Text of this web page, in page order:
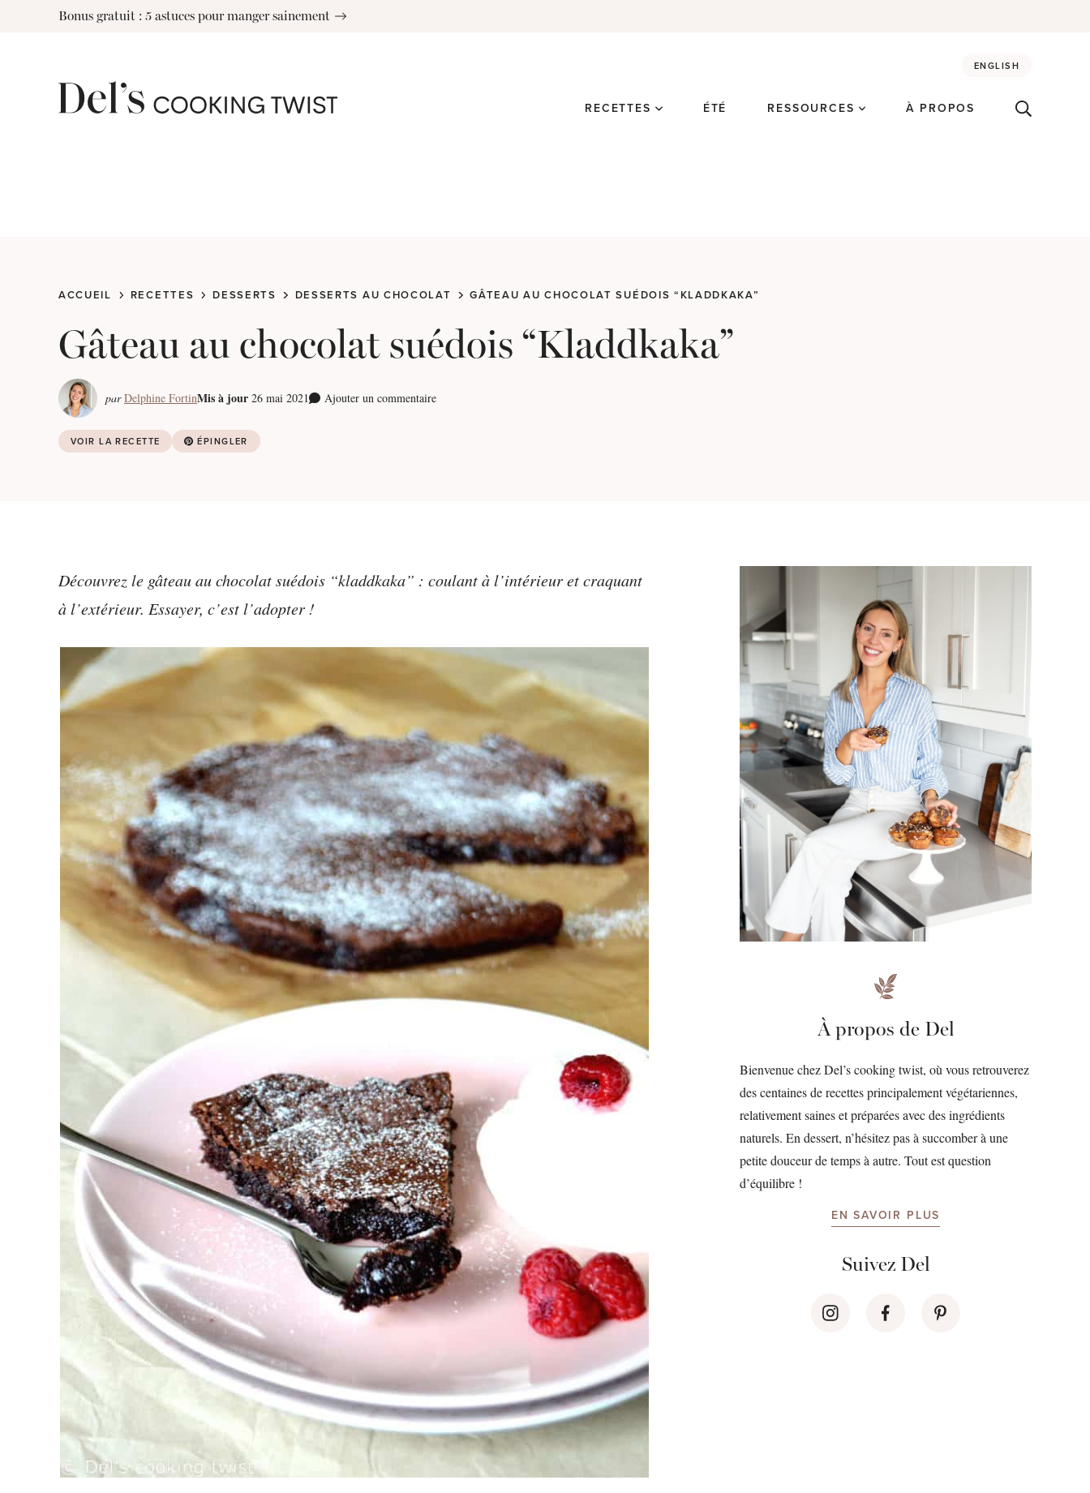
Bonus gratuit : 5 astuces pour manger sainement
ENGLISH
RECETTES ÉTÉ RESSOURCES À PROPOS
ACCUEIL RECETTES DESSERTS DESSERTS AU CHOCOLAT GÂTEAU AU CHOCOLAT SUÉDOIS “KLADDKAKA”
Gâteau au chocolat suédois “Kladdkaka”
par Delphine FortinMis à jour 26 mai 2021 Ajouter un commentaire
VOIR LA RECETTE ÉPINGLER
Découvrez le gâteau au chocolat suédois “kladdkaka” : coulant à l’intérieur et craquant
à l’extérieur. Essayer, c’est l’adopter !
À propos de Del
Bienvenue chez Del’s cooking twist, où vous retrouverez
des centaines de recettes principalement végétariennes,
relativement saines et préparées avec des ingrédients
naturels. En dessert, n’hésitez pas à succomber à une
petite douceur de temps à autre. Tout est question
d’équilibre !
EN SAVOIR PLUS
Suivez Del